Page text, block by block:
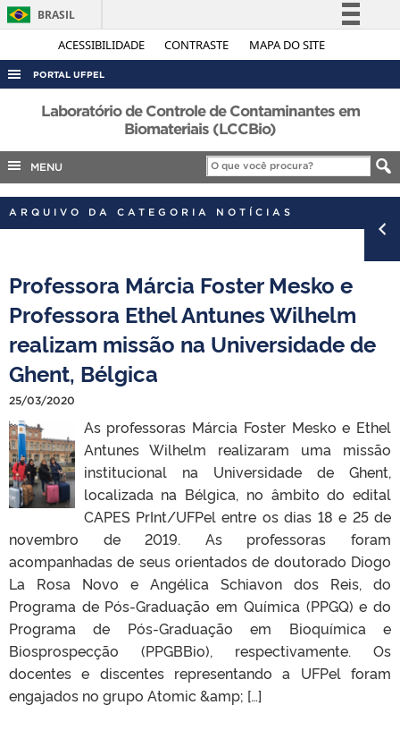
ACESSIBILIDADE CONTRASTE MAPA DO SITE
BRASIL
Simplifique!
Acesso à informação
Legislação
Canais
PORTAL UFPEL
ACESSO À INFORMAÇÃO
COBALTO
CONCURSOS
OUVIDORIA
PORTARIAS
TELEFONES
Laboratório de Controle de Contaminantes em
Biomateriais (LCCBio)
MENU
ARQUIVO DA CATEGORIA NOTÍCIAS
Professora Márcia Foster Mesko e
Professora Ethel Antunes Wilhelm
realizam missão na Universidade de
Ghent, Bélgica
25/03/2020
As professoras Márcia Foster Mesko e Ethel
Antunes Wilhelm realizaram uma missão
institucional na Universidade de Ghent,
localizada na Bélgica, no âmbito do edital
CAPES PrInt/UFPel entre os dias 18 e 25 de
novembro de 2019. As professoras foram
acompanhadas de seus orientados de doutorado Diogo
La Rosa Novo e Angélica Schiavon dos Reis, do
Programa de Pós-Graduação em Química (PPGQ) e do
Programa de Pós-Graduação em Bioquímica e
Biosprospecção (PPGBBio), respectivamente. Os
docentes e discentes representando a UFPel foram
engajados no grupo Atomic &amp; […]